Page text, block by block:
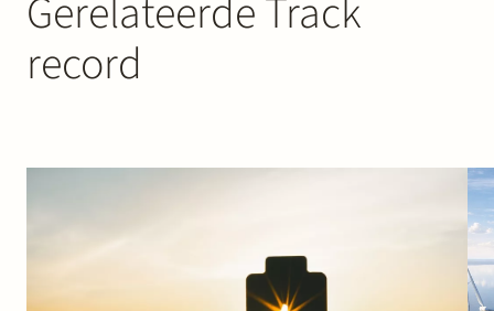
Gerelateerde Track
record